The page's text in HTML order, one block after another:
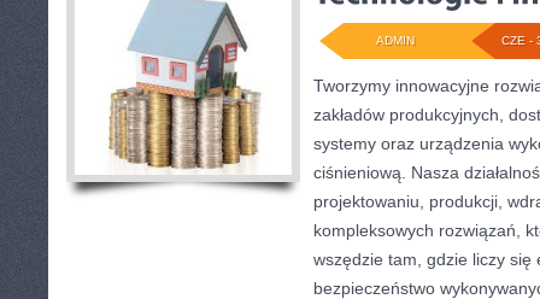
CZE -
ADMIN
Tworzymy innowacyjne
zakładów produkcyjnych,
systemy oraz urządzenia
ciśnieniową. Nasza
projektowaniu, produkcji,
kompleksowych rozwiązań,
wszędzie tam, gdzie liczy
bezpieczeństwo